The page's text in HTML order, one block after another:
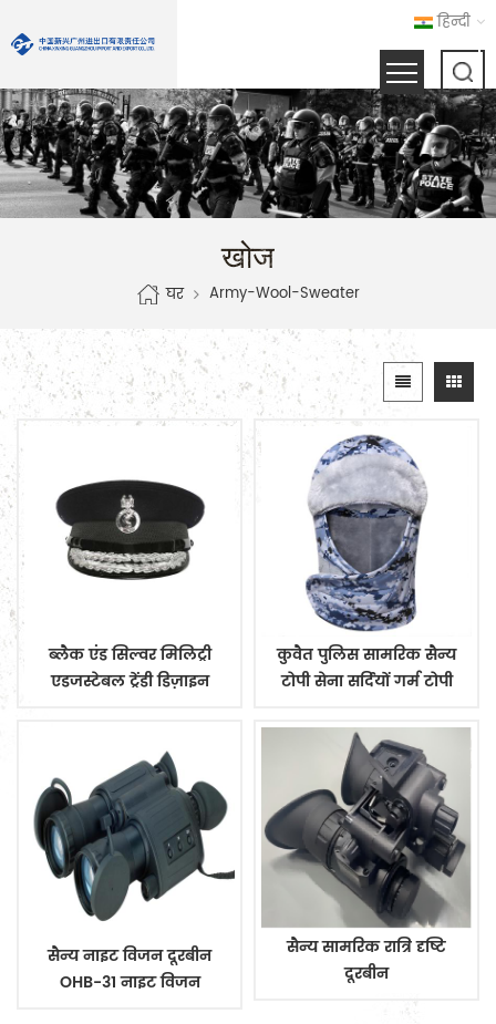
हिन्दी
खोज
घर Army-Wool-Sweater
ब्लैक एंड सिल्वर मिलिट्री
एडजस्टेबल ट्रेंडी डिज़ाइन
कुवैत पुलिस सामरिक सैन्य
टोपी सेना सर्दियों गर्म टोपी
सैन्य नाइट विजन दूरबीन
OHB-31 नाइट विजन
सैन्य सामरिक रात्रि दृष्टि
दूरबीन